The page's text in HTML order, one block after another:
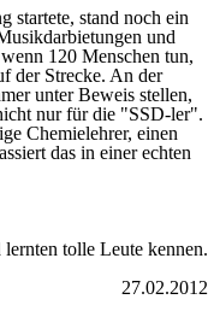
startete, stand noch ein
und
120 Menschen tun,
der Strecke. An der
unter Beweis stellen,
nur für die "SSD-ler".
Chemielehrer, einen
das in einer echten
tolle Leute kennen.
27.02.2012